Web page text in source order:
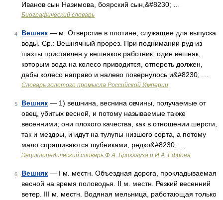
Иванов сын Назимова, боярский сын,&#8230; …
Биографический словарь
4 Вешняк — м. Отверстие в плотине, служащее для выпуска
воды. Ср.: Вешнячный прорез. При поднимании руд из
шахты приставлен у вешняков работник, один вешняк,
которым вода на колесо приводится, отпереть должен,
дабы колесо направо и налево повернулось и&#8230; …
Словарь золотого промысла Российской Империи
5 Вешняк — 1) вешнина, веснина овчины, получаемые от
овец, убитых весной, и потому называемые также
весенними; они плохого качества, как в отношении шерсти,
так и мездры, и идут на тулупы низшего сорта, а потому
мало спрашиваются шубниками, редко&#8230; …
Энциклопедический словарь Ф.А. Брокгауза и И.А. Ефрона
6 Вешняк — I м. местн. Объездная дорога, прокладываемая
весной на время половодья. II м. местн. Резкий весенний
ветер. III м. местн. Водяная мельница, работающая только